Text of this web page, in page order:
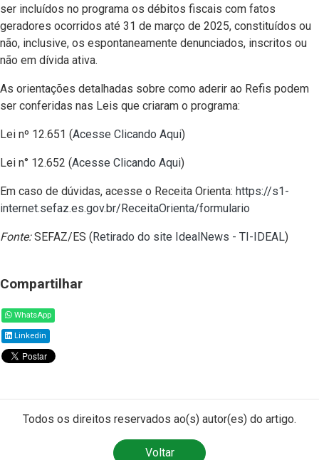
ser incluídos no programa os débitos fiscais com fatos
geradores ocorridos até 31 de março de 2025, constituídos ou
não, inclusive, os espontaneamente denunciados, inscritos ou
não em dívida ativa.
As orientações detalhadas sobre como aderir ao Refis podem
ser conferidas nas Leis que criaram o programa:
Lei nº 12.651 (Acesse Clicando Aqui)
Lei n° 12.652 (Acesse Clicando Aqui)
Em caso de dúvidas, acesse o Receita Orienta: https://s1-
internet.sefaz.es.gov.br/ReceitaOrienta/formulario
Fonte:SEFAZ/ES (Retirado do site IdealNews - TI-IDEAL)
Compartilhar
WhatsApp
Linkedin
Todos os direitos reservados ao(s) autor(es) do artigo.
Voltar